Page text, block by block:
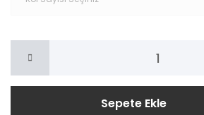
Sepete Ekle